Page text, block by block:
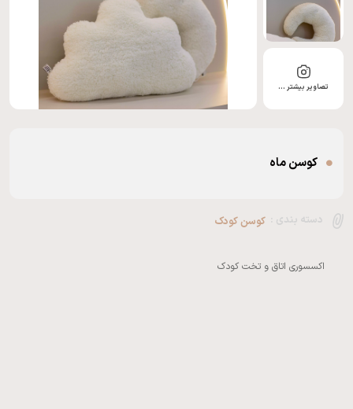
تصاویر بیشتر …
کوسن ماه
دسته بندی : کوسن کودک
اکسسوری اتاق و تخت کودک